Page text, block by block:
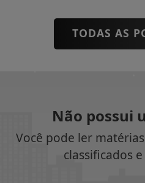
TODAS AS
Não possui
Você pode ler
classificados